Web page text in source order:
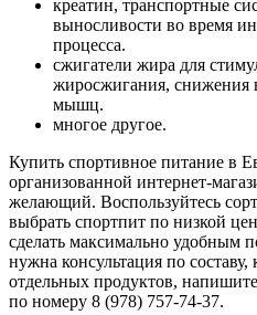
креатин, транспортные
выносливости во время
процесса.
сжигатели жира для
жиросжигания, снижения
мышц.
многое другое.
Купить спортивное питание в
организованной интернет-
желающий. Воспользуйтесь
выбрать спортпит по низкой
сделать максимально удобным
нужна консультация по
отдельных продуктов,
по номеру 8 (978) 757-74-37.